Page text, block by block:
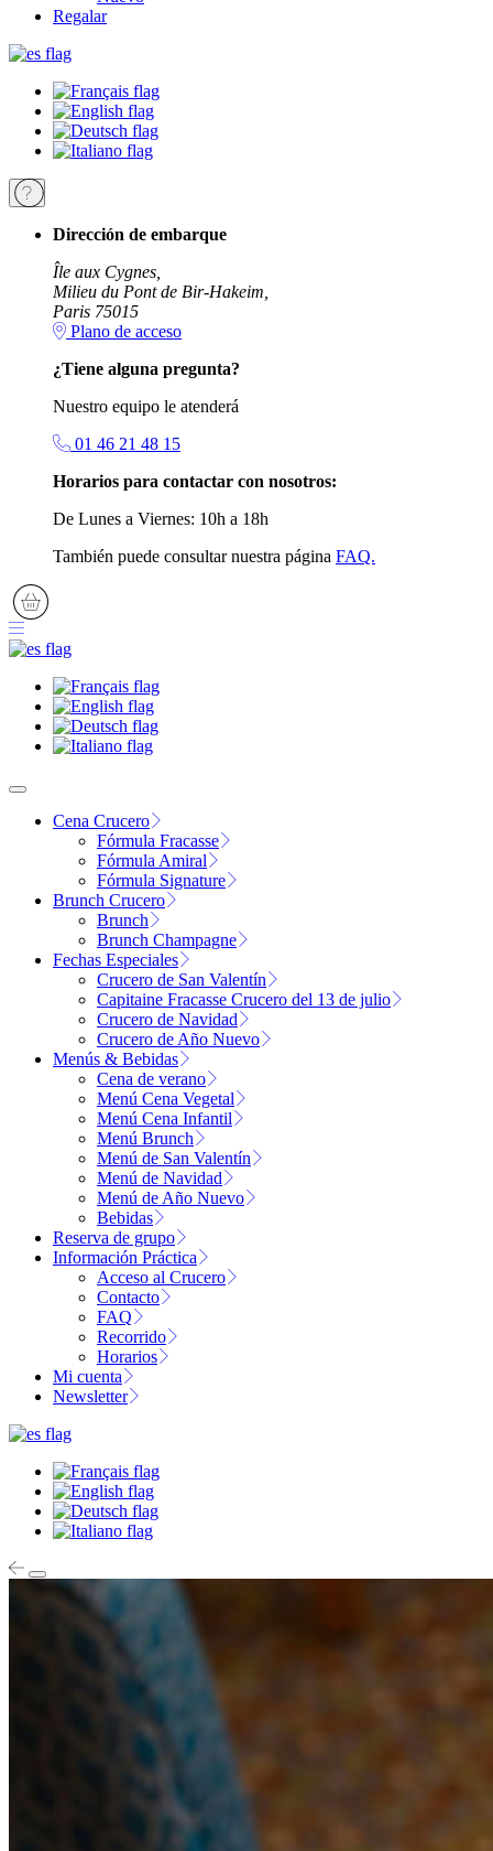
Regalar
Dirección de embarque
Île aux Cygnes,
Milieu du Pont de Bir-Hakeim,
Paris 75015
Plano de acceso
¿Tiene alguna pregunta?
Nuestro equipo le atenderá
01 46 21 48 15
Horarios para contactar con nosotros:
De Lunes a Viernes: 10h a 18h
También puede consultar nuestra página FAQ.
Cena Crucero
Fórmula Fracasse
Fórmula Amiral
Fórmula Signature
Brunch Crucero
Brunch
Brunch Champagne
Fechas Especiales
Crucero de San Valentín
Capitaine Fracasse Crucero del 13 de julio
Crucero de Navidad
Crucero de Año Nuevo
Menús & Bebidas
Cena de verano
Menú Cena Vegetal
Menú Cena Infantil
Menú Brunch
Menú de San Valentín
Menú de Navidad
Menú de Año Nuevo
Bebidas
Reserva de grupo
Información Práctica
Acceso al Crucero
Contacto
FAQ
Recorrido
Horarios
Mi cuenta
Newsletter